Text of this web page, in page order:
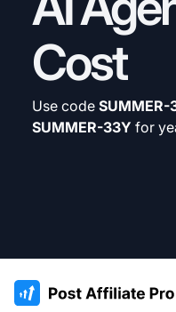
Cost
Use code SUMMER-
SUMMER-33Y for
:site.title